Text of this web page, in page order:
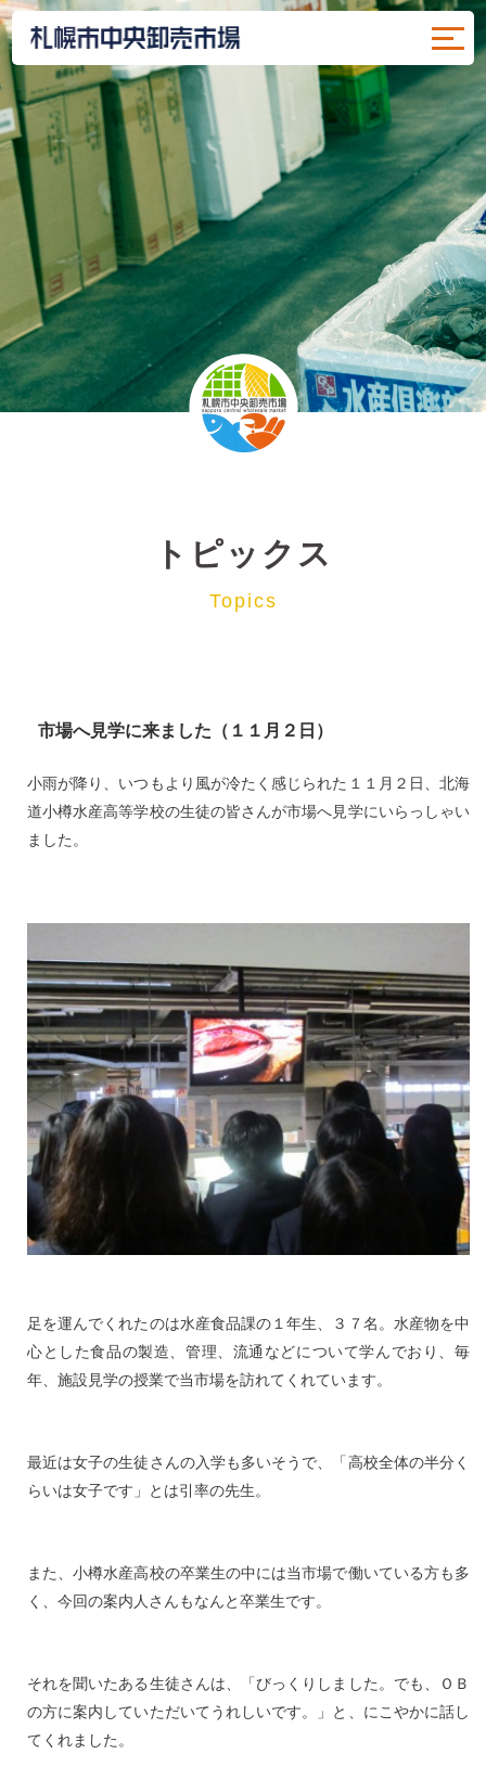
トピックス
Topics
市場へ見学に来ました（１１月２日）
小雨が降り、いつもより風が冷たく感じられた１１月２日、北海
道小樽水産高等学校の生徒の皆さんが市場へ見学にいらっしゃい
ました。
足を運んでくれたのは水産食品課の１年生、３７名。水産物を中
心とした食品の製造、管理、流通などについて学んでおり、毎
年、施設見学の授業で当市場を訪れてくれています。
最近は女子の生徒さんの入学も多いそうで、「高校全体の半分く
らいは女子です」とは引率の先生。
また、小樽水産高校の卒業生の中には当市場で働いている方も多
く、今回の案内人さんもなんと卒業生です。
それを聞いたある生徒さんは、「びっくりしました。でも、ＯＢ
の方に案内していただいてうれしいです。」と、にこやかに話し
てくれました。